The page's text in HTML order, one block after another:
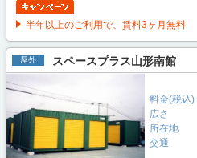
半年以上のご利用で、賃料3ヶ月無料
屋外 スペースプラス山形南館
料金(税込)
広さ
所在地
交通